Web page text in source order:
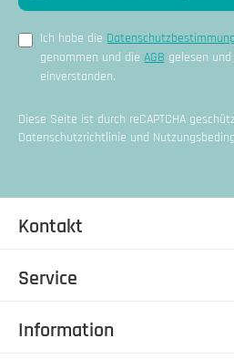
Ich habe die
genommen und die AGB gelesen
einverstanden.
Diese Seite ist durch reCAPTCHA
Datenschutzrichtlinie und
Kontakt
Service
Information